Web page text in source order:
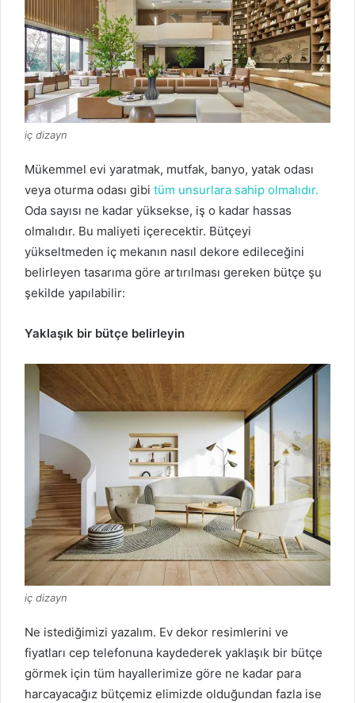
iç dizayn
Mükemmel evi yaratmak, mutfak, banyo, yatak odası
veya oturma odası gibi tüm unsurlara sahip olmalıdır.
Oda sayısı ne kadar yüksekse, iş o kadar hassas
olmalıdır. Bu maliyeti içerecektir. Bütçeyi
yükseltmeden iç mekanın nasıl dekore edileceğini
belirleyen tasarıma göre artırılması gereken bütçe şu
şekilde yapılabilir:
Yaklaşık bir bütçe belirleyin
iç dizayn
Ne istediğimizi yazalım. Ev dekor resimlerini ve
fiyatları cep telefonuna kaydederek yaklaşık bir bütçe
görmek için tüm hayallerimize göre ne kadar para
harcayacağız bütçemiz elimizde olduğundan fazla ise